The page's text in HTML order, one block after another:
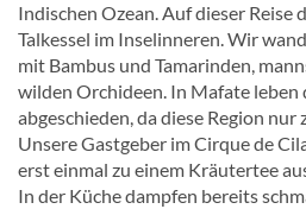
Indischen Ozean. Auf dieser Reise
Talkessel im Inselinneren. Wir
mit Bambus und Tamarinden,
wilden Orchideen. In Mafate leben
abgeschieden, da diese Region nur
Unsere Gastgeber im Cirque de
erst einmal zu einem Kräutertee
In der Küche dampfen bereits